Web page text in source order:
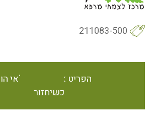
211083-500
הפריט אינו זמין במלאי
כשיחזור